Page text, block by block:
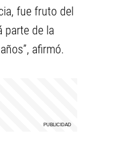
fue fruto del
parte de la
afirmó.